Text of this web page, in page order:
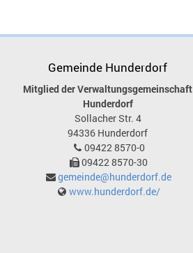
Gemeinde Hunderdorf
Mitglied der Verwaltungsgemeinschaft
Hunderdorf
Sollacher Str. 4
94336 Hunderdorf
09422 8570-0
09422 8570-30
gemeinde@hunderdorf.de
www.hunderdorf.de/